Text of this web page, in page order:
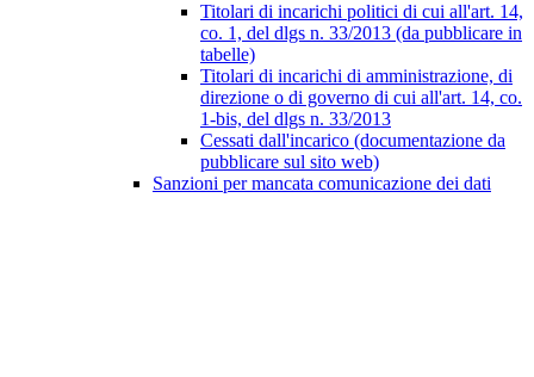
Titolari di incarichi politici di cui all'art. 14,
co. 1, del dlgs n. 33/2013 (da pubblicare in
tabelle)
Titolari di incarichi di amministrazione, di
direzione o di governo di cui all'art. 14, co.
1-bis, del dlgs n. 33/2013
Cessati dall'incarico (documentazione da
pubblicare sul sito web)
Sanzioni per mancata comunicazione dei dati